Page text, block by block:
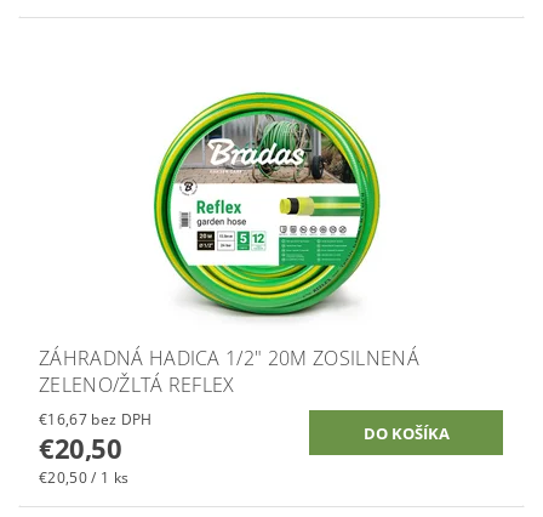
ZÁHRADNÁ HADICA 1/2" 20M ZOSILNENÁ
ZELENO/ŽLTÁ REFLEX
€16,67 bez DPH
€20,50
€20,50 / 1 ks